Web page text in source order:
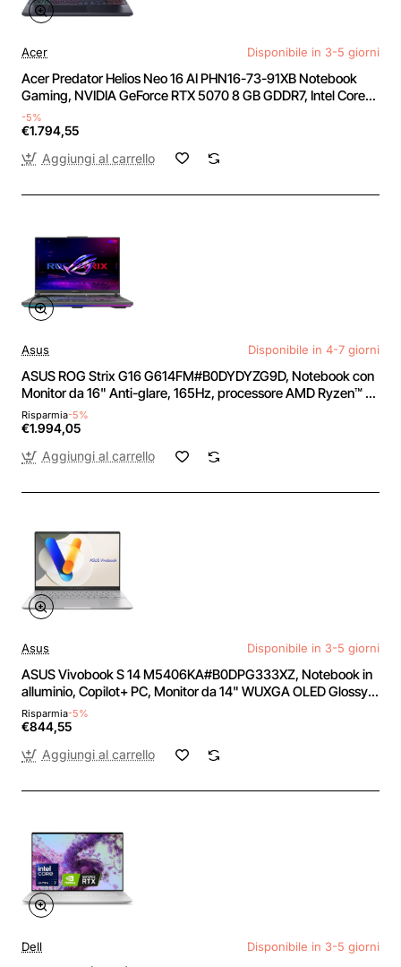
Acer Disponibile in 3-5 giorni
Acer Predator Helios Neo 16 AI PHN16-73-91XB Notebook
Gaming, NVIDIA GeForce RTX 5070 8 GB GDDR7, Intel Core
Ultra 9 275HX, RAM 32 GB DDR5, 1 TB SSD, Display 16"
WQXGA 240 Hz DDS, Windows 11 Home
-5%
€1.794,55
Aggiungi al carrello
Asus Disponibile in 4-7 giorni
ASUS ROG Strix G16 G614FM#B0DYDYZG9D, Notebook con
Monitor da 16" Anti-glare, 165Hz, processore AMD Ryzen™ 9
9955HX, RAM 16GB, 1TB SSD, NVIDIA® GeForce RTX™ 5060
8GB GDDR7, Win11 Home, Gray
Risparmia-5%
€1.994,05
Aggiungi al carrello
Asus Disponibile in 3-5 giorni
ASUS Vivobook S 14 M5406KA#B0DPG333XZ, Notebook in
alluminio, Copilot+ PC, Monitor da 14" WUXGA OLED Glossy,
60Hz, AMD Ryzen AI 7 350, RAM 16GB, 512GB SSD,
Windows 11 Home, Argento - RAM 16GB / 512GB SSD
Risparmia-5%
€844,55
Aggiungi al carrello
Dell Disponibile in 3-5 giorni